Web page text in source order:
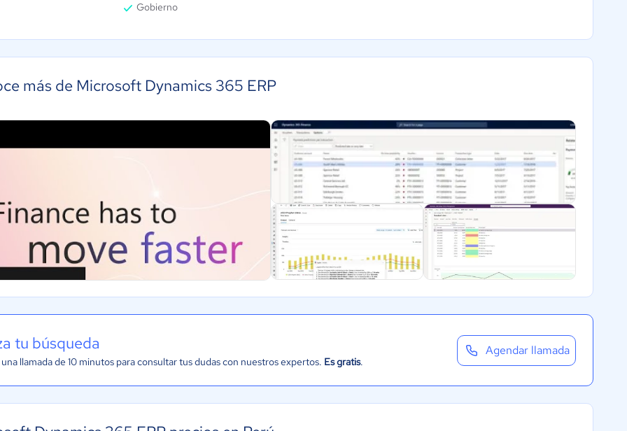
Gobierno
más de Microsoft Dynamics 365 ERP
tu búsqueda
llamada de 10 minutos para consultar tus dudas con nuestros expertos. Es gratis.
Agendar llamada